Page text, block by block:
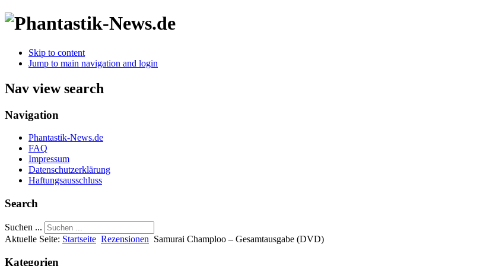
Skip to content
Jump to main navigation and login
Nav view search
Navigation
Phantastik-News.de
FAQ
Impressum
Datenschutzerklärung
Haftungsausschluss
Search
Suchen ...
Aktuelle Seite: Startseite Rezensionen Samurai Champloo – Gesamtausgabe (DVD)
Kategorien